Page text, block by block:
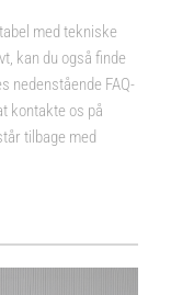
med tekniske
kan du også finde
nedenstående FAQ-
kontakte os på
tilbage med